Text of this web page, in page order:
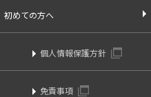
初めての方へ
個人情報保護方針
免責事項